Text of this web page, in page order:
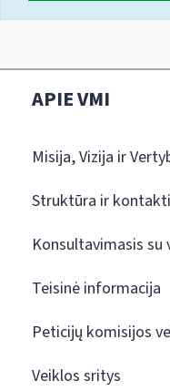
APIE VMI
Misija, Vizija ir
Struktūra ir
Konsultavimasis su
Teisinė informacija
Peticijų komisijos
Veiklos sritys